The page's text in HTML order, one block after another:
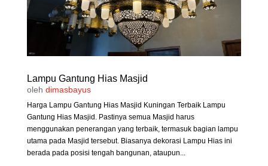
Lampu Gantung Hias Masjid
oleh dimasbayus
Harga Lampu Gantung Hias Masjid Kuningan Terbaik Lampu
Gantung Hias Masjid. Pastinya semua Masjid harus
menggunakan penerangan yang terbaik, termasuk bagian lampu
utama pada Masjid tersebut. Biasanya dekorasi Lampu Hias ini
berada pada posisi tengah bangunan, ataupun...